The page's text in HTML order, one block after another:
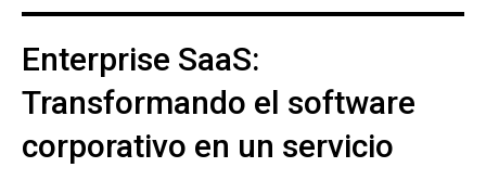
Enterprise SaaS:
Transformando el software
corporativo en un servicio